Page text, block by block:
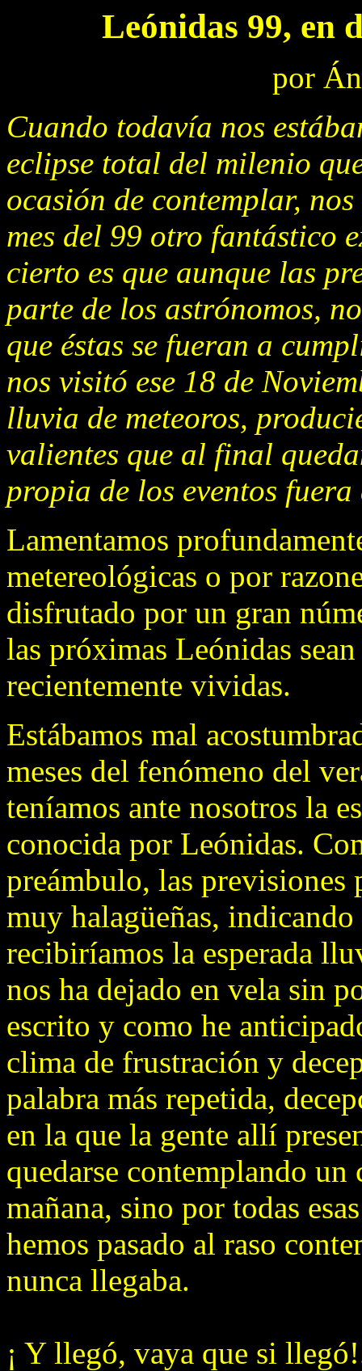
Leónidas 99, en
por
Cuando todavía nos
eclipse total del milenio
ocasión de contemplar,
mes del 99 otro fantástico
cierto es que aunque las
parte de los astrónomos,
que éstas se fueran a
nos visitó ese 18 de
lluvia de meteoros,
valientes que al final
propia de los eventos
Lamentamos
metereológicas o por
disfrutado por un gran
las próximas Leónidas
recientemente vividas.
Estábamos mal
meses del fenómeno del
teníamos ante nosotros la
conocida por Leónidas.
preámbulo, las previsiones
muy halagüeñas,
recibiríamos la esperada
nos ha dejado en vela sin
escrito y como he
clima de frustración y
palabra más repetida,
en la que la gente allí
quedarse contemplando un
mañana, sino por todas
hemos pasado al raso
nunca llegaba.
¡ Y llegó, vaya que si